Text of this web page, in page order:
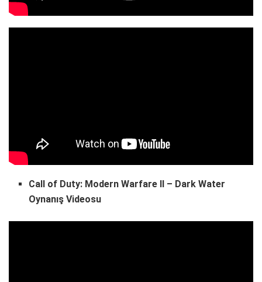
Call of Duty: Modern Warfare II – Dark Water
Oynanış Videosu